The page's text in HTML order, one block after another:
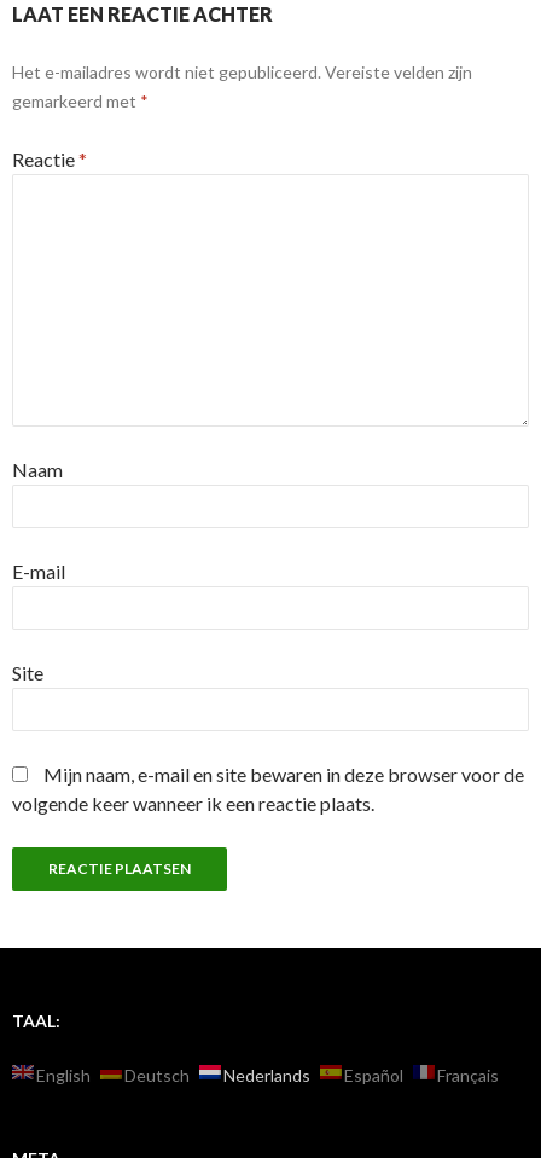
LAAT EEN REACTIE ACHTER
Het e-mailadres wordt niet gepubliceerd. Vereiste velden zijn
gemarkeerd met *
Reactie*
Naam
E-mail
Site
Mijn naam, e-mail en site bewaren in deze browser voor de
volgende keer wanneer ik een reactie plaats.
TAAL:
English Deutsch Nederlands Español Français